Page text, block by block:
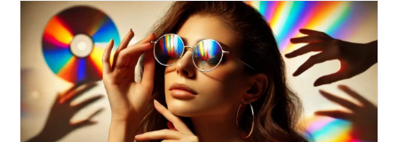
In
Der
Stadt
Für
DIY
Fotografie.
Kreative
DIY-
Fotografie